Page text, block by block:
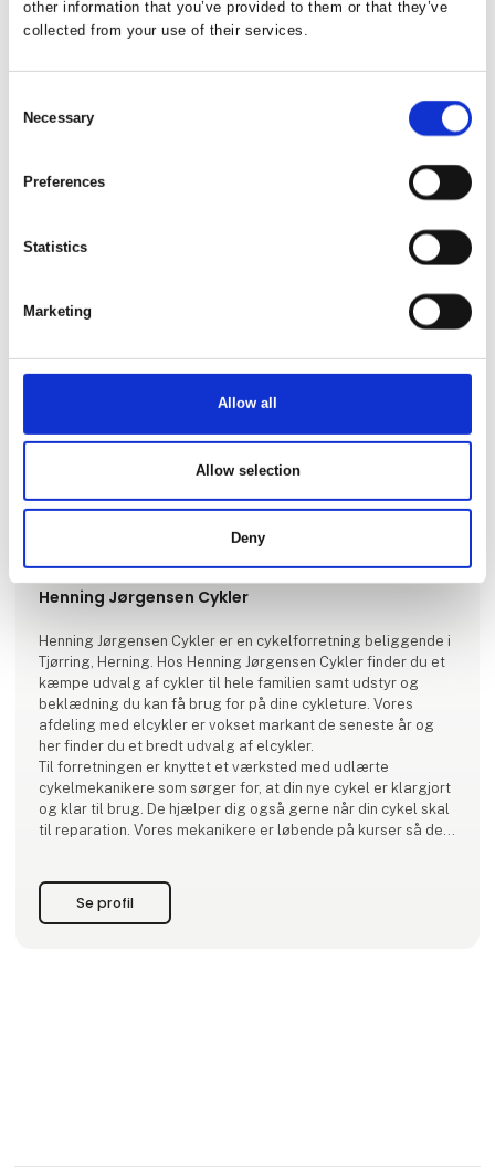
other information that you’ve provided to them or that they’ve
collected from your use of their services.
Selection
Necessary
Preferences
Statistics
Marketing
Allow all
Allow selection
Deny
Raleigh Sussex E1 el-cykel
Produktet er tilføjet af:
Henning Jørgensen Cykler
Henning Jørgensen Cykler er en cykelforretning beliggende i
Tjørring, Herning. Hos Henning Jørgensen Cykler finder du et
kæmpe udvalg af cykler til hele familien samt udstyr og
beklædning du kan få brug for på dine cykleture. Vores
afdeling med elcykler er vokset markant de seneste år og
her finder du et bredt udvalg af elcykler.
Til forretningen er knyttet et værksted med udlærte
cykelmekanikere som sørger for, at din nye cykel er klargjort
og klar til brug. De hjælper dig også gerne når din cykel skal
til reparation. Vores mekanikere er løbende på kurser så de
Se profil